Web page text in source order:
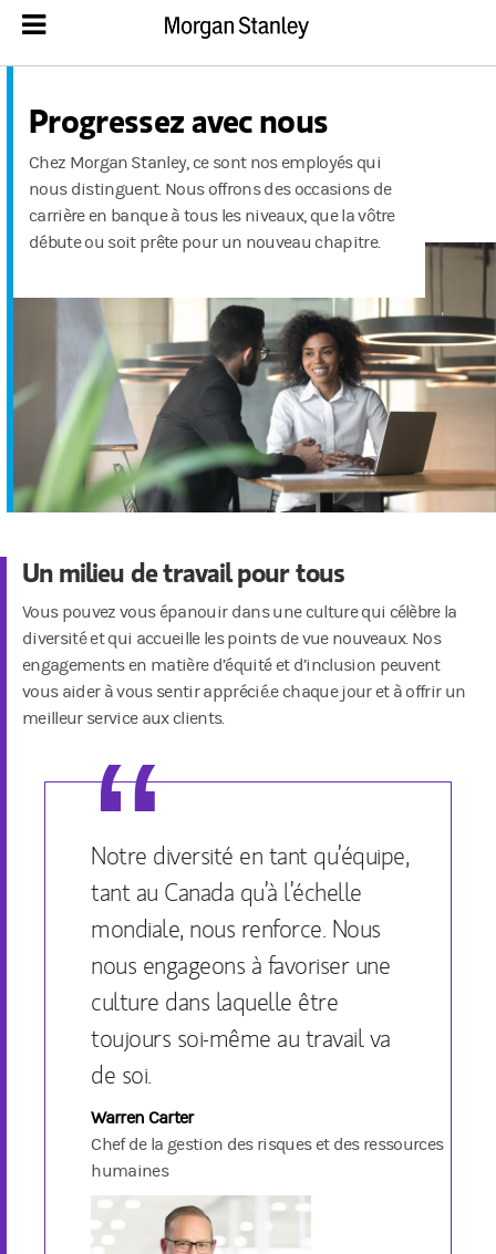
Progressez avec nous
Chez Morgan Stanley, ce sont nos employés qui
nous distinguent. Nous offrons des occasions de
carrière en banque à tous les niveaux, que la vôtre
débute ou soit prête pour un nouveau chapitre.
Un milieu de travail pour tous
Vous pouvez vous épanouir dans une culture qui célèbre la
diversité et qui accueille les points de vue nouveaux. Nos
engagements en matière d’équité et d’inclusion peuvent
vous aider à vous sentir apprécié.e chaque jour et à offrir un
meilleur service aux clients.
Notre diversité en tant qu’équipe,
tant au Canada qu’à l’échelle
mondiale, nous renforce. Nous
nous engageons à favoriser une
culture dans laquelle être
toujours soi-même au travail va
de soi.
Warren Carter
Chef de la gestion des risques et des ressources
humaines